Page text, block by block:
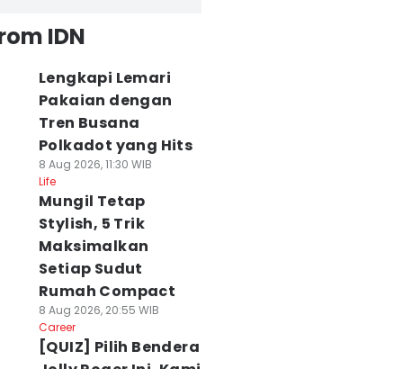
IDN
Lengkapi Lemari
Pakaian dengan
Tren Busana
Polkadot yang Hits
8 Aug 2026, 11:30 WIB
Life
Mungil Tetap
Stylish, 5 Trik
Maksimalkan
Setiap Sudut
Rumah Compact
8 Aug 2026, 20:55 WIB
Career
[QUIZ] Pilih Bendera